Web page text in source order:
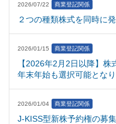
2026/07/22 商業登記関係
２つの種類株式を同時に
2026/01/15 商業登記関係
【2026年2月2日以降】株
年末年始も選択可能となり
2026/01/04 商業登記関係
J-KISS型新株予約権の募